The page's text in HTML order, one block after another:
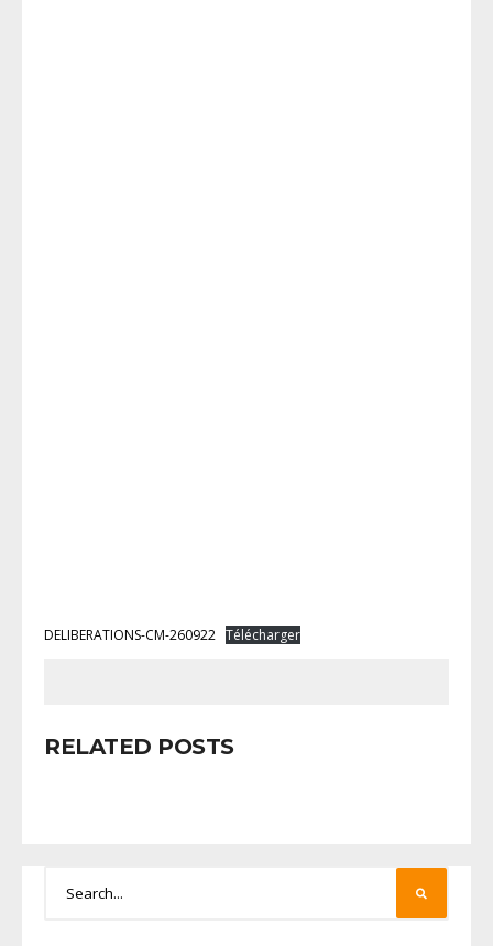
DELIBERATIONS-CM-260922 Télécharger
RELATED POSTS